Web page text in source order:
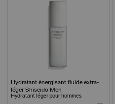
Hydratant énergisant fluide extra-
léger Shiseido Men
Hydratant léger pour hommes